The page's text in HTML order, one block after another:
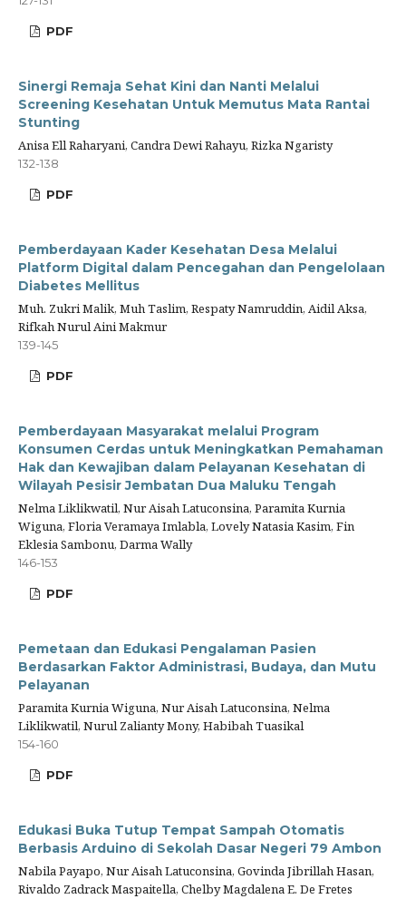
PDF
Sinergi Remaja Sehat Kini dan Nanti Melalui
Screening Kesehatan Untuk Memutus Mata Rantai
Stunting
Anisa Ell Raharyani, Candra Dewi Rahayu, Rizka Ngaristy
132-138
PDF
Pemberdayaan Kader Kesehatan Desa Melalui
Platform Digital dalam Pencegahan dan Pengelolaan
Diabetes Mellitus
Muh. Zukri Malik, Muh Taslim, Respaty Namruddin, Aidil Aksa,
Rifkah Nurul Aini Makmur
139-145
PDF
Pemberdayaan Masyarakat melalui Program
Konsumen Cerdas untuk Meningkatkan Pemahaman
Hak dan Kewajiban dalam Pelayanan Kesehatan di
Wilayah Pesisir Jembatan Dua Maluku Tengah
Nelma Liklikwatil, Nur Aisah Latuconsina, Paramita Kurnia
Wiguna, Floria Veramaya Imlabla, Lovely Natasia Kasim, Fin
Eklesia Sambonu, Darma Wally
146-153
PDF
Pemetaan dan Edukasi Pengalaman Pasien
Berdasarkan Faktor Administrasi, Budaya, dan Mutu
Pelayanan
Paramita Kurnia Wiguna, Nur Aisah Latuconsina, Nelma
Liklikwatil, Nurul Zalianty Mony, Habibah Tuasikal
154-160
PDF
Edukasi Buka Tutup Tempat Sampah Otomatis
Berbasis Arduino di Sekolah Dasar Negeri 79 Ambon
Nabila Payapo, Nur Aisah Latuconsina, Govinda Jibrillah Hasan,
Rivaldo Zadrack Maspaitella, Chelby Magdalena E. De Fretes